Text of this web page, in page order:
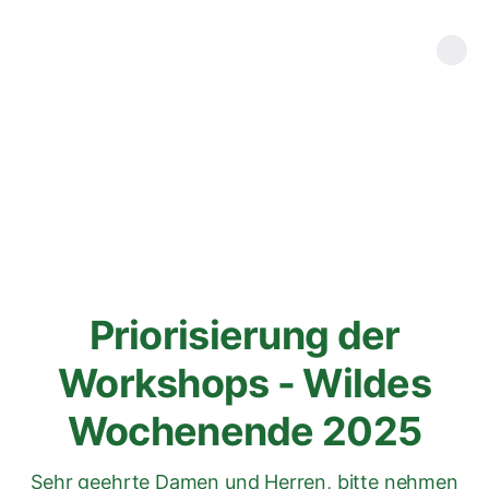
Priorisierung der
Workshops - Wildes
Wochenende 2025
Sehr geehrte Damen und Herren, bitte nehmen